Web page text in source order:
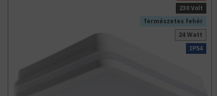
Természetes fehér
230 Volt
IP54
24 Watt